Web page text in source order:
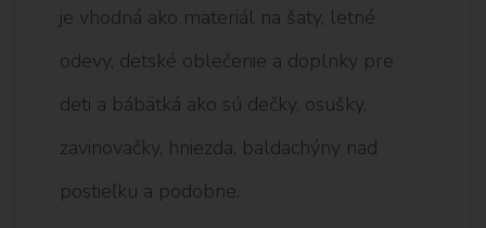
je vhodná ako materiál na šaty, letné
odevy, detské oblečenie a doplnky pre
deti a bábätká ako sú dečky, osušky,
zavinovačky, hniezda, baldachýny nad
postieľku a podobne.